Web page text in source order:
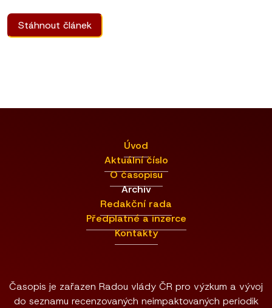
Stáhnout článek
Úvod
Aktuální číslo
O časopisu
Archiv
Redakční rada
Předplatné a inzerce
Kontakty
Časopis je zařazen Radou vlády ČR pro výzkum a vývoj
do seznamu recenzovaných neimpaktovaných periodik